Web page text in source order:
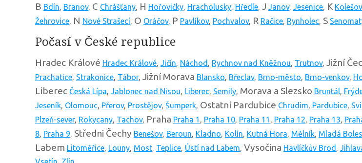
B Bdín, Branov, C Chrášťany, H Hořovičky, Hracholusky, Hředle, J Janov, Jesenice, K
Žehrovice, N Nové Strašecí, O Oráčov, P Pavlíkov, Pochvalov, R Račice, Rynholec, S
Počasí v České republice
Hradec Králové Hradec Králové, Jičín, Náchod , Rychnov nad Kněžnou, Trutnov, Jižní
Prachatice, Strakonice, Tábor, Jižní Morava Blansko, Břeclav, Brno-město, Brno-venkov,
Liberec Česká Lípa, Jablonec nad Nisou, Liberec, Semily, Morava a Slezsko Bruntál,
Jeseník, Olomouc, Přerov, Prostějov, Šumperk, Ostatní Pardubice Chrudim, Pardubice,
Plzeň-sever, Rokycany, Tachov, Praha Praha 1 , Praha 10, Praha 11 , Praha 12, Praha 13,
8, Praha 9, Středni Čechy Benešov, Beroun, Kladno, Kolín, Kutná Hora, Mělník, Mladá
Labem Litoměřice, Louny, Most, Teplice, Ústí nad Labem, Vysočina Havlíčkův Brod ,